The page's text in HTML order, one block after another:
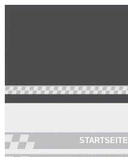
STARTSEITE